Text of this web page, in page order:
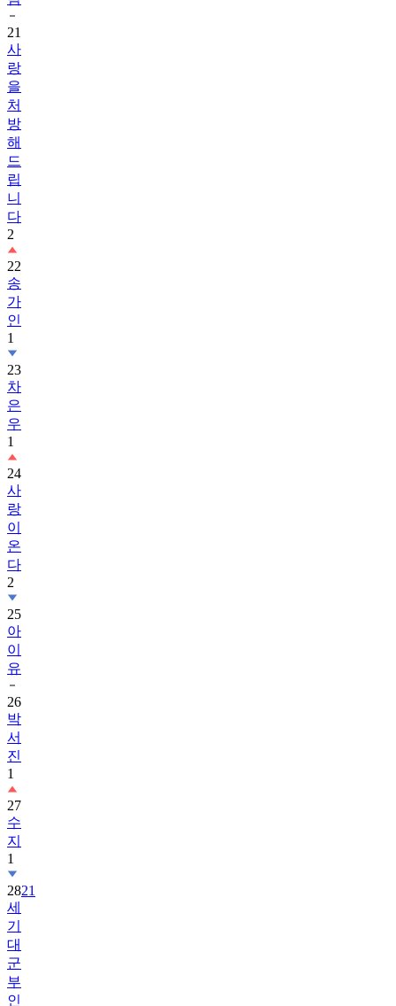
21
사
랑
을
처
방
해
드
립
니
다
2
22
송
가
인
1
23
차
은
우
1
24
사
랑
이
온
다
2
25
아
이
유
26
박
서
진
1
27
수
지
1
2821
세
기
대
군
부
인